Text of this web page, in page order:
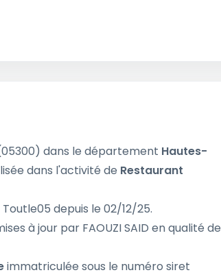
dans le département Hautes-
dans l'activité de Restaurant
depuis le 02/12/25.
à jour par FAOUZI SAID en qualité de
immatriculée sous le numéro siret